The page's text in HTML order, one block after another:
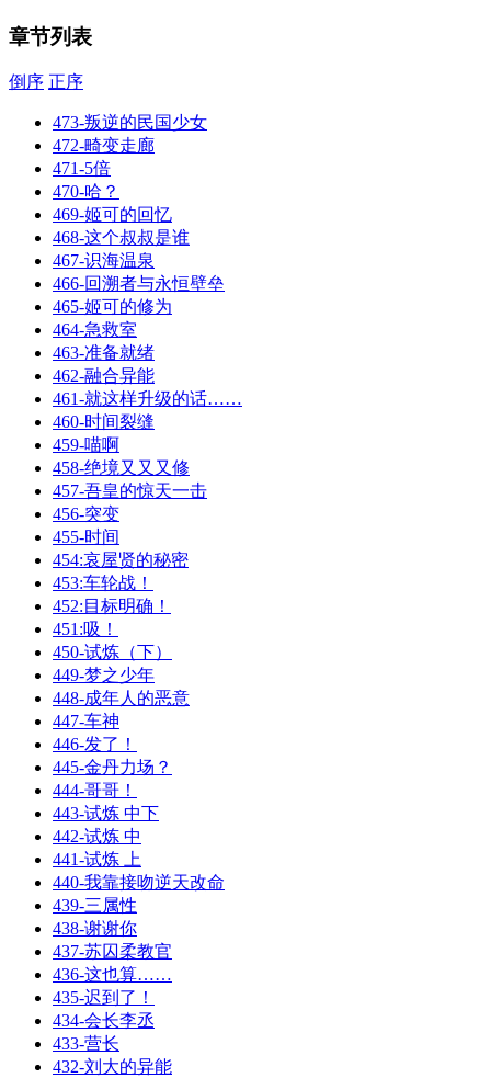
章节列表
倒序 正序
473-叛逆的民国少女
472-畸变走廊
471-5倍
470-哈？
469-姬可的回忆
468-这个叔叔是谁
467-识海温泉
466-回溯者与永恒壁垒
465-姬可的修为
464-急救室
463-准备就绪
462-融合异能
461-就这样升级的话……
460-时间裂缝
459-喵啊
458-绝境又又又修
457-吾皇的惊天一击
456-突变
455-时间
454:哀屋贤的秘密
453:车轮战！
452:目标明确！
451:吸！
450-试炼（下）
449-梦之少年
448-成年人的恶意
447-车神
446-发了！
445-金丹力场？
444-哥哥！
443-试炼 中下
442-试炼 中
441-试炼 上
440-我靠接吻逆天改命
439-三属性
438-谢谢你
437-苏囚柔教官
436-这也算……
435-迟到了！
434-会长李丞
433-营长
432-刘大的异能